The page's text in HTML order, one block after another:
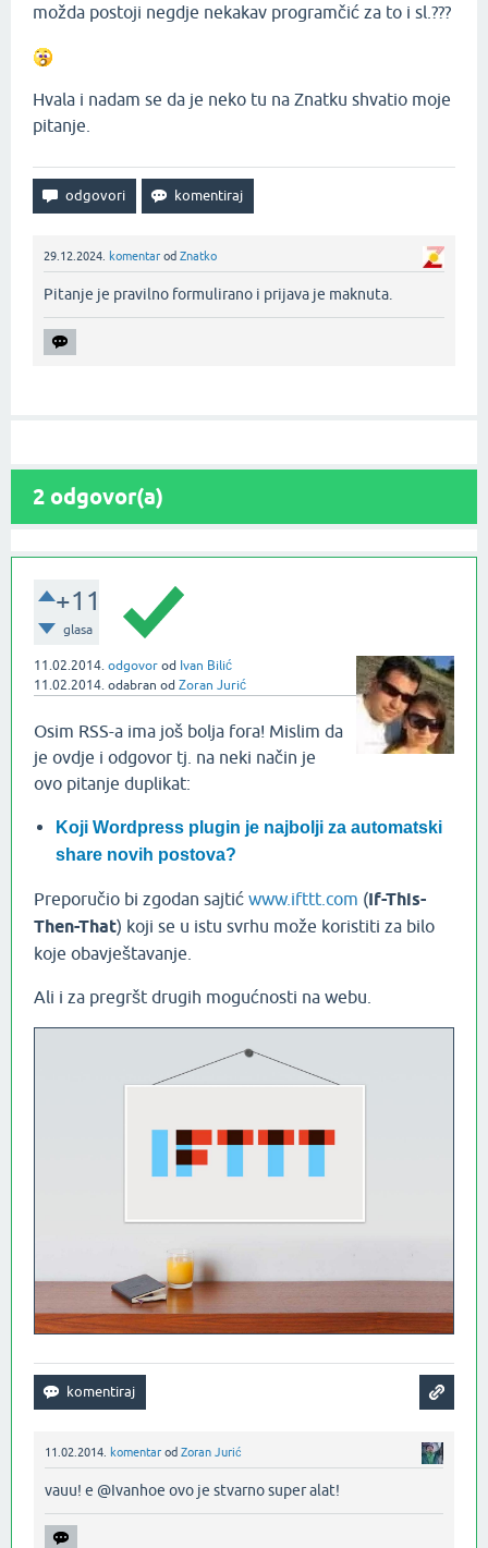
možda postoji negdje nekakav programčić za to i sl.???
Hvala i nadam se da je neko tu na Znatku shvatio moje
pitanje.
29.12.2024. komentar od Znatko
Pitanje je pravilno formulirano i prijava je maknuta.‌
2 odgovor(a)
+11
glasa
11.02.2014. odgovor od Ivan Bilić
11.02.2014. odabran od Zoran Jurić
Osim RSS-a ima još bolja fora! Mislim da
je ovdje i odgovor tj. na neki način je
ovo pitanje duplikat:
Koji Wordpress plugin je najbolji za automatski
share novih postova?
Preporučio bi zgodan sajtić www.ifttt.com (If-This-
Then-That) koji se u istu svrhu može koristiti za bilo
koje obavještavanje.
Ali i za pregršt drugih mogućnosti na webu.
11.02.2014. komentar od Zoran Jurić
vauu! e @Ivanhoe ovo je stvarno super alat!‌